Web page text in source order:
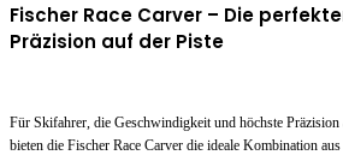
Fischer Race Carver – Die
Präzision auf der Piste
Für Skifahrer, die Geschwindigkeit und höchste Präzision
bieten die Fischer Race Carver die ideale Kombination